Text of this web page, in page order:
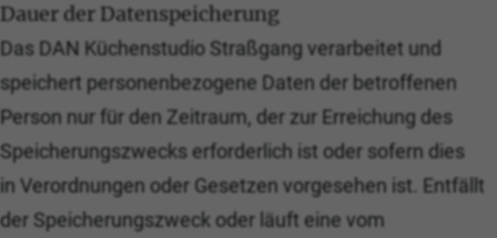
Dauer der Datenspeicherung
Das DAN Küchenstudio Straßgang verarbeitet und
speichert personenbezogene Daten der betroffenen
Person nur für den Zeitraum, der zur Erreichung des
Speicherungszwecks erforderlich ist oder sofern dies
in Verordnungen oder Gesetzen vorgesehen ist. Entfällt
der Speicherungszweck oder läuft eine vom